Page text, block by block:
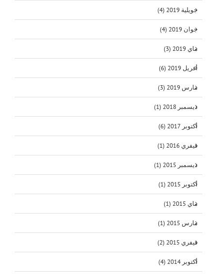
جويلية 2019 (4)
جوان 2019 (4)
ماي 2019 (3)
أفريل 2019 (6)
مارس 2019 (3)
ديسمبر 2018 (1)
أكتوبر 2017 (6)
فيفري 2016 (1)
ديسمبر 2015 (1)
أكتوبر 2015 (1)
ماي 2015 (1)
مارس 2015 (1)
فيفري 2015 (2)
أكتوبر 2014 (4)